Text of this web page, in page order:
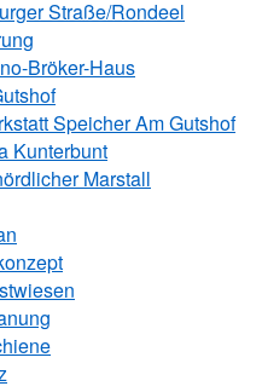
Straße/Rondeel
Bröker-Haus
Speicher Am Gutshof
Kunterbunt
Marstall